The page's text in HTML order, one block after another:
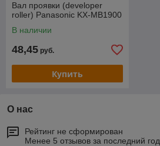
Вал проявки (developer
roller) Panasonic KX-MB1900
В наличии
48,45 руб.
Купить
О нас
Рейтинг не сформирован
Менее 5 отзывов за последний год